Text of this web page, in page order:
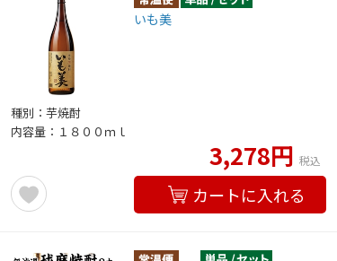
いも美
種別：芋焼酎
内容量：１８００ｍｌ
3,278円 税込
カートに入れる